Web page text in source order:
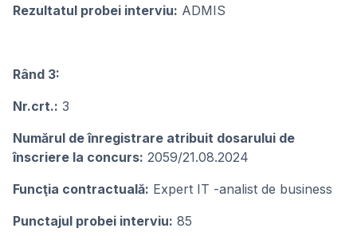
Rezultatul probei interviu: ADMIS
Rând 3:
Nr.crt.: 3
Numărul de înregistrare atribuit dosarului de
înscriere la concurs: 2059/21.08.2024
Funcţia contractuală: Expert IT -analist de business
Punctajul probei interviu: 85